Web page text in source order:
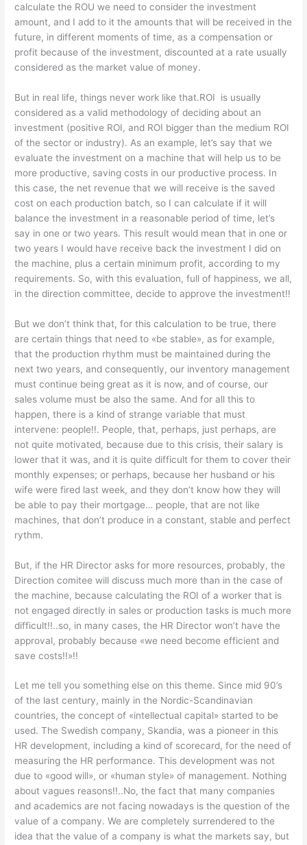
calculate the ROU we need to consider the investment
amount, and I add to it the amounts that will be received in the
future, in different moments of time, as a compensation or
profit because of the investment, discounted at a rate usually
considered as the market value of money.
But in real life, things never work like that.ROI is usually
considered as a valid methodology of deciding about an
investment (positive ROI, and ROI bigger than the medium ROI
of the sector or industry). As an example, let’s say that we
evaluate the investment on a machine that will help us to be
more productive, saving costs in our productive process. In
this case, the net revenue that we will receive is the saved
cost on each production batch, so I can calculate if it will
balance the investment in a reasonable period of time, let’s
say in one or two years. This result would mean that in one or
two years I would have receive back the investment I did on
the machine, plus a certain minimum profit, according to my
requirements. So, with this evaluation, full of happiness, we all,
in the direction committee, decide to approve the investment!!
But we don’t think that, for this calculation to be true, there
are certain things that need to «be stable», as for example,
that the production rhythm must be maintained during the
next two years, and consequently, our inventory management
must continue being great as it is now, and of course, our
sales volume must be also the same. And for all this to
happen, there is a kind of strange variable that must
intervene: people!!. People, that, perhaps, just perhaps, are
not quite motivated, because due to this crisis, their salary is
lower that it was, and it is quite difficult for them to cover their
monthly expenses; or perhaps, because her husband or his
wife were fired last week, and they don’t know how they will
be able to pay their mortgage… people, that are not like
machines, that don’t produce in a constant, stable and perfect
rythm.
But, if the HR Director asks for more resources, probably, the
Direction comitee will discuss much more than in the case of
the machine, because calculating the ROI of a worker that is
not engaged directly in sales or production tasks is much more
difficult!!..so, in many cases, the HR Director won’t have the
approval, probably because «we need become efficient and
save costs!!»!!
Let me tell you something else on this theme. Since mid 90’s
of the last century, mainly in the Nordic-Scandinavian
countries, the concept of «intellectual capital» started to be
used. The Swedish company, Skandia, was a pioneer in this
HR development, including a kind of scorecard, for the need of
measuring the HR performance. This development was not
due to «good will», or «human style» of management. Nothing
about vagues reasons!!..No, the fact that many companies
and academics are not facing nowadays is the question of the
value of a company. We are completely surrendered to the
idea that the value of a company is what the markets say, but